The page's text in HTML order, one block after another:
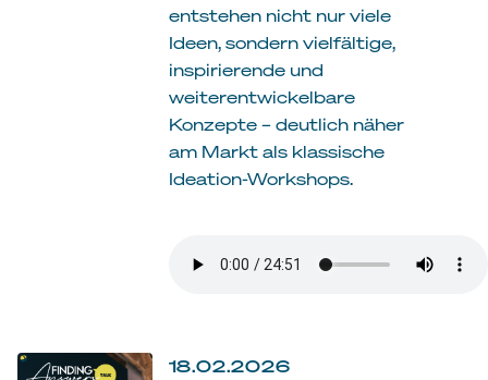
entstehen nicht nur viele
Ideen, sondern vielfältige,
inspirierende und
weiterentwickelbare
Konzepte – deutlich näher
am Markt als klassische
Ideation-Workshops.
18.02.2026